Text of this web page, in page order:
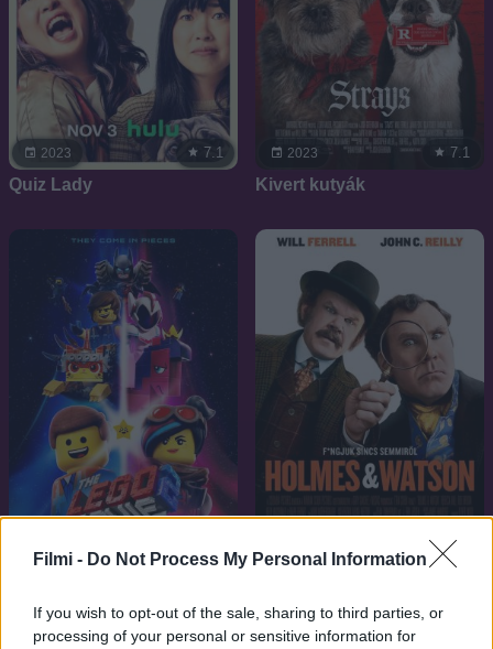
Filmi - Do Not Process My Personal Information
If you wish to opt-out of the sale, sharing to third parties, or
processing of your personal or sensitive information for
2023 7.1
Quiz Lady
2023 7.1
Kivert kutyák
2019 3.9